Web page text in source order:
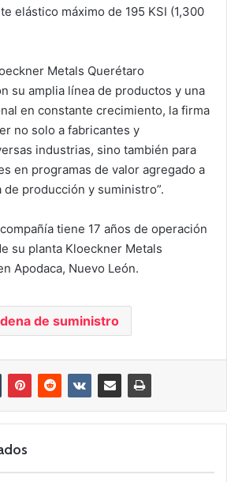
elástico máximo de 195 KSI (1,300
Metals Querétaro
su amplia línea de productos y una
en constante crecimiento, la firma
no solo a fabricantes y
industrias, sino también para
en programas de valor agregado a
de producción y suministro”.
tiene 17 años de operación
su planta Kloeckner Metals
Apodaca, Nuevo León.
de suministro